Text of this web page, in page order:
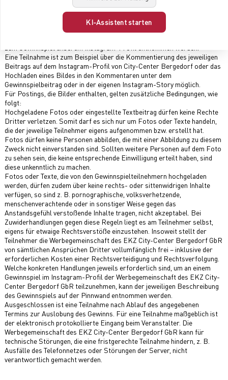
KI-Assistent starten
nachträglich aberkannt und ein Ersatzgewinner ausgelost werden.
Der Veröffentlichungszeitpunkt auf der auf dem City-Center Bergedorf-
Instagram-Profil stellt den Beginn der jeweiligen Verlosung dar. Die
Teilnahme ist nur möglich bis zum jeweils angegebenen
Eine Teilnahme ist zum Beispiel über die Kommentierung des jeweiligen
Beitrags auf dem Instagram-Profil von City-Center Bergedorf oder das
Hochladen eines Bildes in den Kommentaren unter dem
Gewinnspielbeitrag oder in der eigenen Instagram-Story möglich.
Für Postings, die Bilder enthalten, gelten zusätzliche Bedingungen, wie
folgt:
Hochgeladene Fotos oder eingestellte Textbeitrag dürfen keine Rechte
Dritter verletzen. Somit darf es sich nur um Fotos oder Texte handeln,
die der jeweilige Teilnehmer eigens aufgenommen bzw. erstellt hat.
Fotos dürfen keine Personen abbilden, die mit einer Abbildung zu diesem
Zweck nicht einverstanden sind. Sollten weitere Personen auf dem Foto
zu sehen sein, die keine entsprechende Einwilligung erteilt haben, sind
diese unkenntlich zu machen.
Fotos oder Texte, die von den Gewinnspielteilnehmern hochgeladen
werden, dürfen zudem über keine rechts- oder sittenwidrigen Inhalte
verfügen, so sind z. B. pornographische, volksverhetzende,
menschenverachtende oder in sonstiger Weise gegen das
Anstandsgefühl verstoßende Inhalte tragen, nicht akzeptabel. Bei
Zuwiderhandlungen gegen diese Regeln liegt es am Teilnehmer selbst,
eigens für etwaige Rechtsverstöße einzustehen. Insoweit stellt der
Teilnehmer die Werbegemeinschaft des EKZ City-Center Bergedorf GbR
von sämtlichen Ansprüchen Dritter vollumfänglich frei – inklusive der
erforderlichen Kosten einer Rechtsverteidigung und Rechtsverfolgung.
Welche konkreten Handlungen jeweils erforderlich sind, um an einem
Gewinnspiel im Instagram-Profil der Werbegemeinschaft des EKZ City-
Center Bergedorf GbR teilzunehmen, kann der jeweiligen Beschreibung
des Gewinnspiels auf der Pinnwand entnommen werden.
Ausgeschlossen ist eine Teilnahme nach Ablauf des angegebenen
Termins zur Auslobung des Gewinns. Für eine Teilnahme maßgeblich ist
der elektronisch protokollierte Eingang beim Veranstalter. Die
Werbegemeinschaft des EKZ City-Center Bergedorf GbR kann für
technische Störungen, die eine fristgerechte Teilnahme hindern, z. B.
Ausfälle des Telefonnetzes oder Störungen der Server, nicht
verantwortlich gemacht werden.